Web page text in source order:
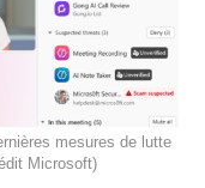
mesures de lutte
Microsoft)